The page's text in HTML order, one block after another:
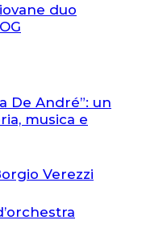
duo
De André”: un
musica e
Verezzi